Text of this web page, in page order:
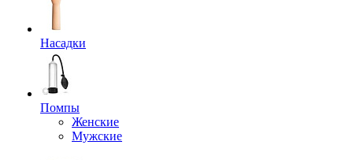
Насадки
Помпы
Женские
Мужские